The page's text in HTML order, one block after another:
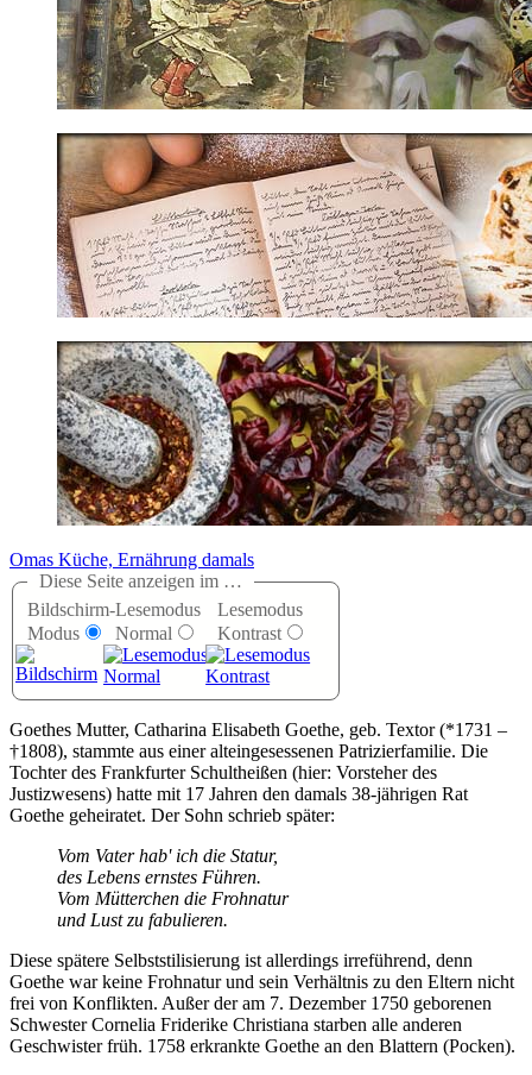
Omas Küche, Ernährung damals
Diese Seite anzeigen im …
Bildschirm-
Modus
Lesemodus
Normal
Lesemodus
Kontrast
Goethes Mutter, Catharina Elisabeth Goethe, geb. Textor (*1731 –
†1808), stammte aus einer alteingesessenen Patrizierfamilie. Die
Tochter des Frankfurter Schultheißen (hier: Vorsteher des
Justizwesens) hatte mit 17 Jahren den damals 38-jährigen Rat
Goethe geheiratet. Der Sohn schrieb später:
Vom Vater hab' ich die Statur,
des Lebens ernstes Führen.
Vom Mütterchen die Frohnatur
und Lust zu fabulieren.
Diese spätere Selbststilisierung ist allerdings irreführend, denn
Goethe war keine Frohnatur und sein Verhältnis zu den Eltern nicht
frei von Konflikten. Außer der am 7. Dezember 1750 geborenen
Schwester Cornelia Friderike Christiana starben alle anderen
Geschwister früh. 1758 erkrankte Goethe an den Blattern (Pocken).